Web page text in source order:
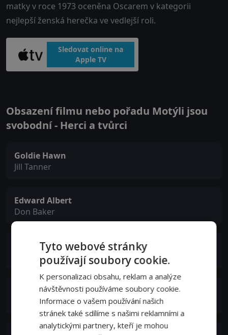
matky v roce 1973 oceněna Oscarem v kategorii
nejlepší ženská herečka ve vedlejší roli.
Sledovat online na
Apple TV
Obsazení filmu nebo pořadu Motýli jsou
svobodní - Herci a tvůrci
Goldie Hawn
Jill Tanner
Edward Albert
Don Baker
Eileen Heckart
Mrs. Florence Baker
Paul Michael Glaser
Ralph Santori
Tyto webové stránky
používají soubory cookie.
K personalizaci obsahu, reklam a analýze
návštěvnosti používáme soubory cookie.
Informace o vašem používání našich
stránek také sdílíme s našimi reklamními a
analytickými partnery, kteří je mohou